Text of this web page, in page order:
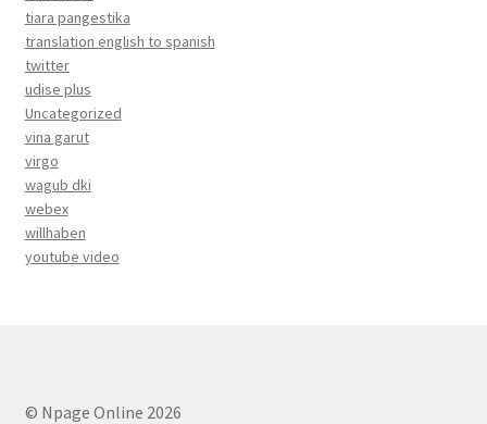
tiara pangestika
translation english to spanish
twitter
udise plus
Uncategorized
vina garut
virgo
wagub dki
webex
willhaben
youtube video
© Npage Online 2026